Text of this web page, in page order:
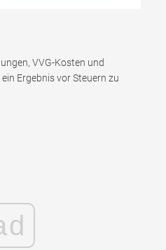
VVG-Kosten und
Ergebnis vor Steuern zu